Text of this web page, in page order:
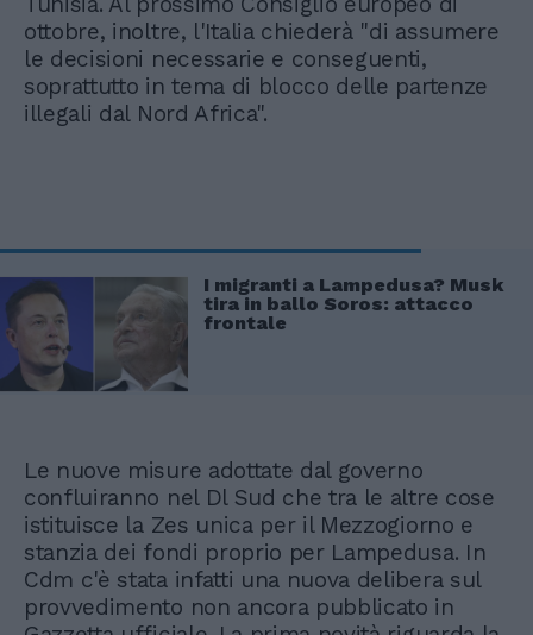
ottobre, inoltre, l'Italia chiederà "di assumere
le decisioni necessarie e conseguenti,
soprattutto in tema di blocco delle partenze
illegali dal Nord Africa".
I migranti a Lampedusa? Musk
tira in ballo Soros: attacco
frontale
Le nuove misure adottate dal governo
confluiranno nel Dl Sud che tra le altre cose
istituisce la Zes unica per il Mezzogiorno e
stanzia dei fondi proprio per Lampedusa. In
Cdm c'è stata infatti una nuova delibera sul
provvedimento non ancora pubblicato in